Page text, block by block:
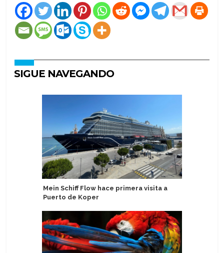
SIGUE NAVEGANDO
Mein Schiff Flow hace primera visita a
Puerto de Koper